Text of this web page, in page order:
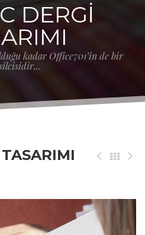
DERGI
kadar Office701’in de bir